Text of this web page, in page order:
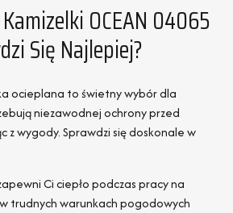
OCEAN 04065
Się Najlepiej?
ocieplana to świetny wybór dla
niezawodnej ochrony przed
z wygody. Sprawdzi się doskonale w
Ci ciepło podczas pracy na
trudnych warunkach pogodowych